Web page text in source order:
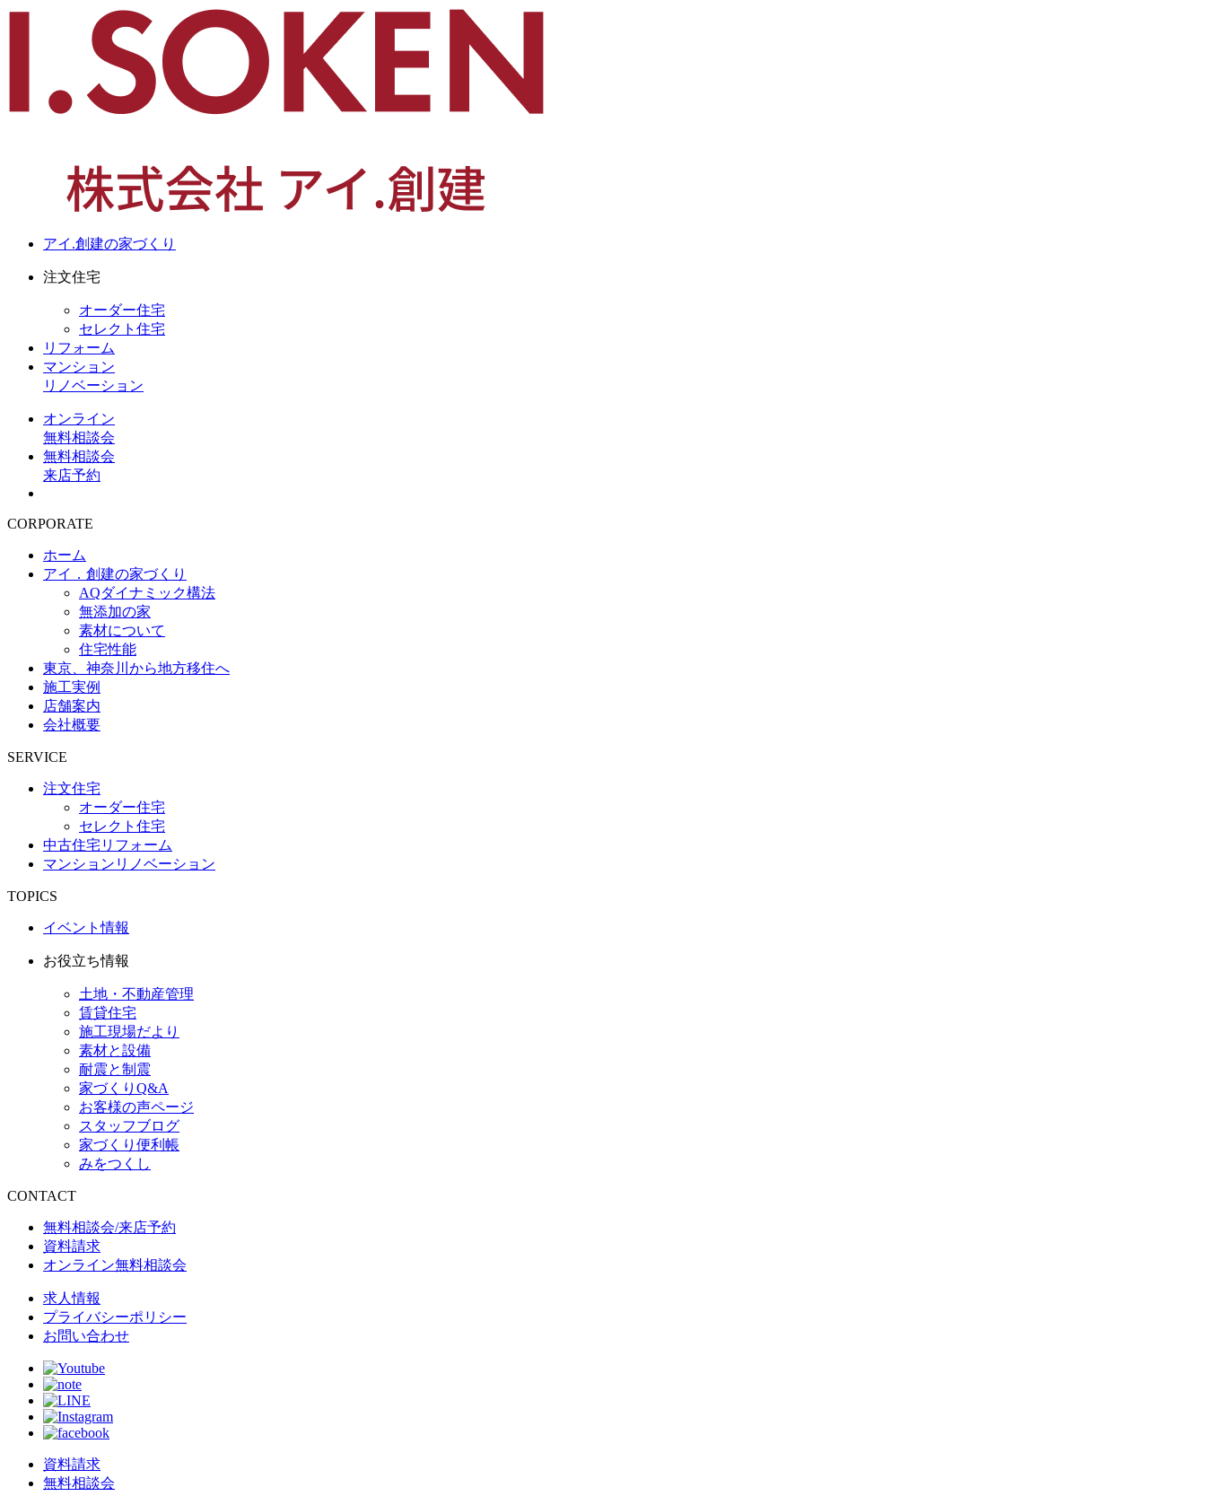
アイ.創建の家づくり
注文住宅
オーダー住宅
セレクト住宅
リフォーム
マンション
リノベーション
オンライン
無料相談会
無料相談会
来店予約
CORPORATE
ホーム
アイ．創建の家づくり
AQダイナミック構法
無添加の家
素材について
住宅性能
東京、神奈川から地方移住へ
施工実例
店舗案内
会社概要
SERVICE
注文住宅
オーダー住宅
セレクト住宅
中古住宅リフォーム
マンションリノベーション
TOPICS
イベント情報
お役立ち情報
土地・不動産管理
賃貸住宅
施工現場だより
素材と設備
耐震と制震
家づくりQ&A
お客様の声ページ
スタッフブログ
家づくり便利帳
みをつくし
CONTACT
無料相談会/来店予約
資料請求
オンライン無料相談会
求人情報
プライバシーポリシー
お問い合わせ
資料請求
無料相談会